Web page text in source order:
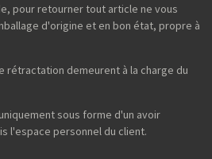
pour retourner tout article ne vous
d'origine et en bon état, propre à
rétractation demeurent à la charge du
sous forme d'un avoir
l'espace personnel du client.